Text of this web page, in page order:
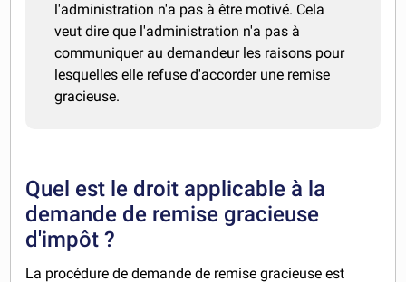
l'administration n'a pas à être motivé. Cela
veut dire que l'administration n'a pas à
communiquer au demandeur les raisons pour
lesquelles elle refuse d'accorder une remise
gracieuse.
Quel est le droit applicable à la
demande de remise gracieuse
d'impôt ?
La procédure de demande de remise gracieuse est